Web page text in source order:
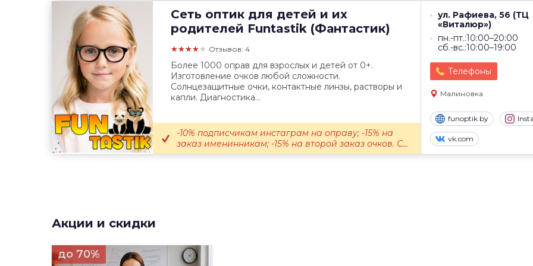
Сеть оптик для детей и их
родителей Funtastik (Фантастик)
★★★★★ Отзывов: 4
ул. Рафиева, 56 (ТЦ
«Виталюр»)
пн.-пт.:10:00–20:00
сб.-вс.:10:00–19:00
Телефоны
Малиновка
funoptik.by
vk.com
Более 1000 оправ для взрослых и детей от 0+.
Изготовление очков любой сложности.
Солнцезащитные очки, контактные линзы, растворы и
капли. Диагностика...
-10% подписчикам инстаграм на оправу; -15% на
заказ именинникам; -15% на второй заказ очков. С...
Акции и скидки
до 70%